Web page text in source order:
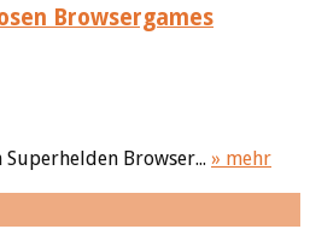
Browsergames
Browser... » mehr